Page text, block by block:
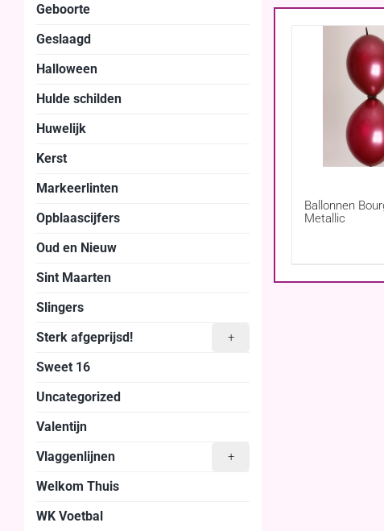
Ballonnen
Metallic
Geboorte
Geslaagd
Halloween
Hulde schilden
Huwelijk
Kerst
Markeerlinten
Opblaascijfers
Oud en Nieuw
Sint Maarten
Slingers
+
Sterk afgeprijsd!
Sweet 16
Uncategorized
Valentijn
+
Vlaggenlijnen
Welkom Thuis
WK Voetbal